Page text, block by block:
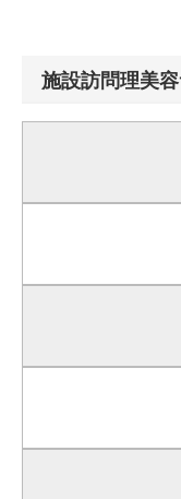
施設訪問理美
女性向け